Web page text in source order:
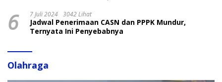
6 7 Juli 2024 3042 Lihat
Jadwal Penerimaan CASN dan PPPK Mundur,
Ternyata Ini Penyebabnya
Olahraga